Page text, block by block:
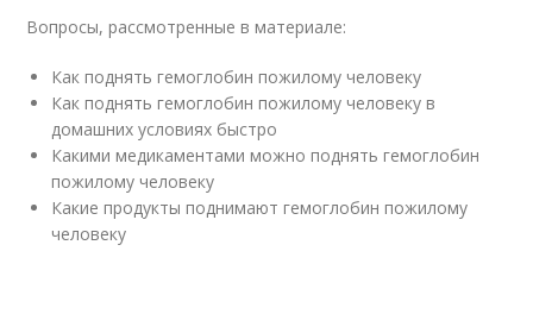
Вопросы, рассмотренные в материале:
Как поднять гемоглобин пожилому человеку
Как поднять гемоглобин пожилому человеку в
домашних условиях быстро
Какими медикаментами можно поднять гемоглобин
пожилому человеку
Какие продукты поднимают гемоглобин пожилому
человеку